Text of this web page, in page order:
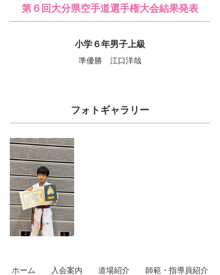
第６回大分県空手道選手権大会結果発表
小学６年男子上級
準優勝 江口洋哉
フォトギャラリー
ホーム 入会案内 道場紹介
師範・指導員紹介